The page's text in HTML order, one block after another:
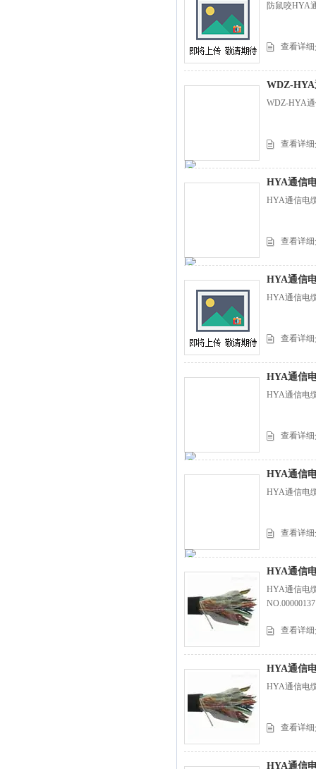
防鼠咬HYA
查看详
WDZ-
WDZ-HYA
查看详
HYA通信
HYA通信电
查看详
HYA通信
HYA通信电
查看详
HYA通信
HYA通信电
查看详
HYA通信
HYA通信电
查看详
HYA通信
HYA通信电
NO.00000137
查看详
HYA通信
HYA通信电
查看详
HYA通信